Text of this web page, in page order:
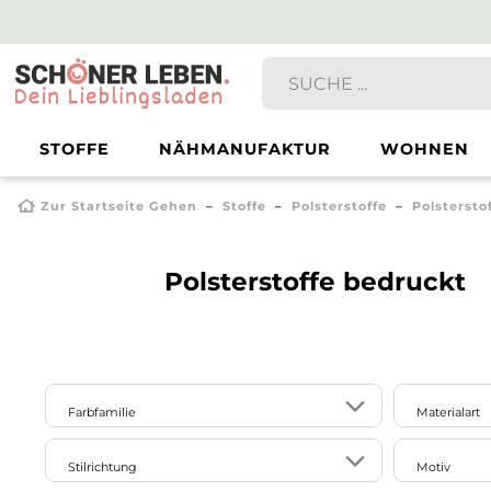
STOFFE NÄHMANUFAKTUR WOHNEN
Zur Startseite Gehen Stoffe Polsterstoffe
Polsterstoffe bedruckt
Farbfamilie Materialart
Stilrichtung
Motiv